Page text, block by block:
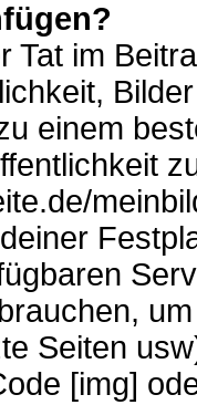
Tat im
einem
Seiten
[img]